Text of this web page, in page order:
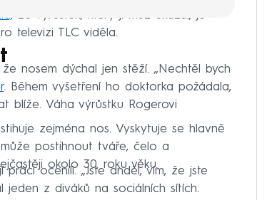
že výrůstek, který jí muž ukázal, je
televizi TLC viděla.
nosem dýchal jen stěží. „Nechtěl bych
. Během vyšetření ho doktorka požádala,
blíže. Váha výrůstku Rogerovi
zejména nos. Vyskytuje se hlavně
postihnout tváře, čelo a
okolo 30. roku věku.
ocenili. „Jste anděl, vím, že jste
jeden z diváků na sociálních sítích.